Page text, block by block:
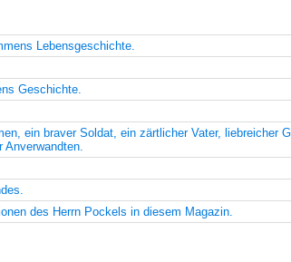
Lebensgeschichte.
Geschichte.
ein braver Soldat, ein zärtlicher Vater,
Anverwandten.
des Herrn Pockels in diesem Magazin.